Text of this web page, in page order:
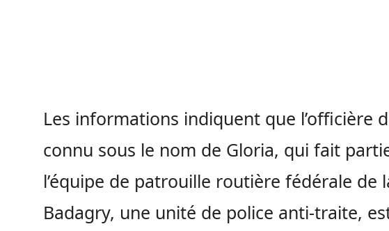
Les informations indiquent que l’officière
connu sous le nom de Gloria, qui fait
l’équipe de patrouille routière fédérale de
Badagry, une unité de police anti-traite,